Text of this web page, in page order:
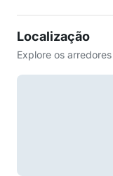
Localização
Explore os arredores